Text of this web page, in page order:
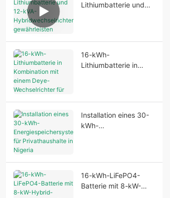
Lithiumbatterie und
Stromversorgung in
Nigeria
16-kWh-
Lithiumbatterie in
im Wohnbereich
Installation eines 30-
kWh-
16-kWh-LiFePO4-
Batterie mit 8-kW-